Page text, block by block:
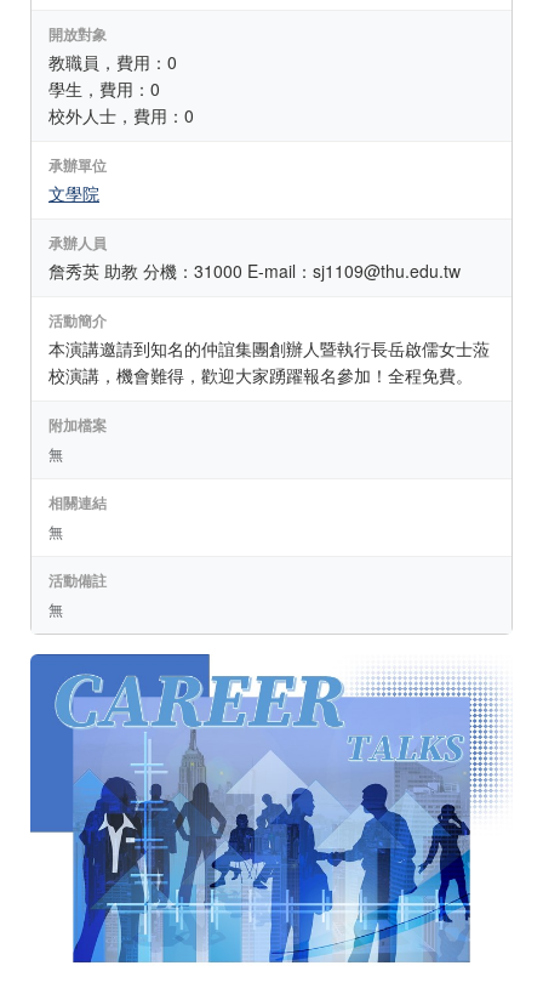
開放對象
教職員，費用：0
學生，費用：0
校外人士，費用：0
承辦單位
文學院
承辦人員
詹秀英 助教 分機：31000 E-mail：sj1109@thu.edu.tw
活動簡介
本演講邀請到知名的仲誼集團創辦人暨執行長岳啟儒女士蒞
校演講，機會難得，歡迎大家踴躍報名參加！全程免費。
附加檔案
無
相關連結
無
活動備註
無